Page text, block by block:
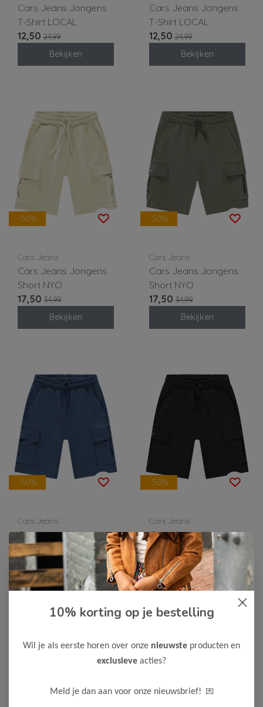
Cars Jeans Jongens
T-Shirt LOCAL
12,50 24,99
Bekijken
Cars Jeans Jongens
T-Shirt LOCAL
12,50 24,99
Bekijken
-50%
Cars Jeans
Cars Jeans Jongens
Short NYO
17,50 34,99
Bekijken
-50%
Cars Jeans
Cars Jeans Jongens
Short NYO
17,50 34,99
Bekijken
-50%
Cars Jeans
Cars Jeans Jongens
Short NYO
17,50
Bekijken
-50%
Cars Jeans
Cars Jeans Jongens
Short NYO
17,50 34,99
Bekijken
10% korting op je bestelling
Wil je als eerste horen over onze nieuwste producten en
exclusieve acties?
Meld je dan aan voor onze nieuwsbrief! 💌